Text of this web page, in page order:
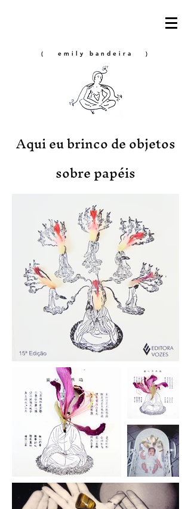
( emily bandeira )
Aqui eu brinco de objetos
sobre papéis